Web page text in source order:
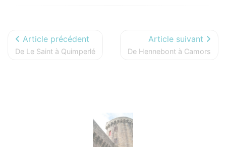
Article précédent
De Le Saint à Quimperlé
Article suivant
De Hennebont à Camors